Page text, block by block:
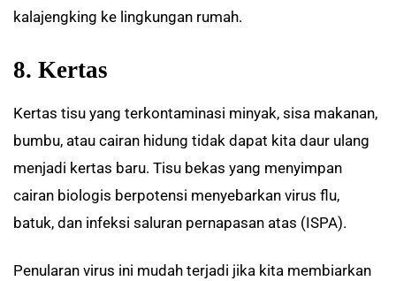
kalajengking ke lingkungan rumah.
8. Kertas
Kertas tisu yang terkontaminasi minyak, sisa makanan,
bumbu, atau cairan hidung tidak dapat kita daur ulang
menjadi kertas baru. Tisu bekas yang menyimpan
cairan biologis berpotensi menyebarkan virus flu,
batuk, dan infeksi saluran pernapasan atas (ISPA).
Penularan virus ini mudah terjadi jika kita membiarkan